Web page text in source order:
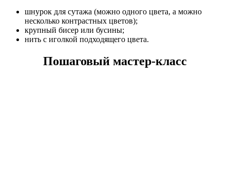
шнурок для сутажа (можно одного цвета, а можно
несколько контрастных цветов);
крупный бисер или бусины;
нить с иголкой подходящего цвета.
Пошаговый мастер-класс